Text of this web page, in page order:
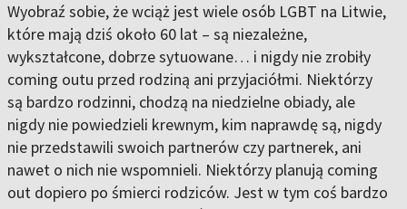
Wyobraź sobie, że wciąż jest wiele osób LGBT na Litwie,
które mają dziś około 60 lat – są niezależne,
wykształcone, dobrze sytuowane… i nigdy nie zrobiły
coming outu przed rodziną ani przyjaciółmi. Niektórzy
są bardzo rodzinni, chodzą na niedzielne obiady, ale
nigdy nie powiedzieli krewnym, kim naprawdę są, nigdy
nie przedstawili swoich partnerów czy partnerek, ani
nawet o nich nie wspomnieli. Niektórzy planują coming
out dopiero po śmierci rodziców. Jest w tym coś bardzo